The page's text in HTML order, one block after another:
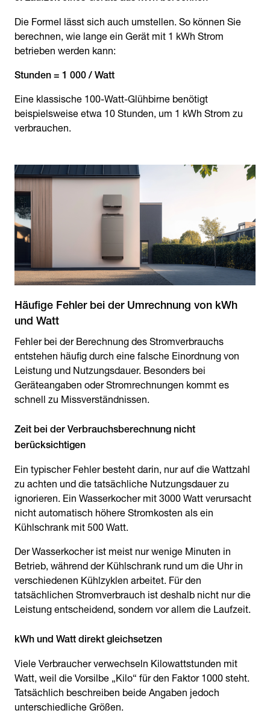
Die Formel lässt sich auch umstellen. So können Sie
berechnen, wie lange ein Gerät mit 1 kWh Strom
betrieben werden kann:
Stunden = 1 000 / Watt
Eine klassische 100-Watt-Glühbirne benötigt
beispielsweise etwa 10 Stunden, um 1 kWh Strom zu
verbrauchen.
Häufige Fehler bei der Umrechnung von kWh
und Watt
Fehler bei der Berechnung des Stromverbrauchs
entstehen häufig durch eine falsche Einordnung von
Leistung und Nutzungsdauer. Besonders bei
Geräteangaben oder Stromrechnungen kommt es
schnell zu Missverständnissen.
Zeit bei der Verbrauchsberechnung nicht
berücksichtigen
Ein typischer Fehler besteht darin, nur auf die Wattzahl
zu achten und die tatsächliche Nutzungsdauer zu
ignorieren. Ein Wasserkocher mit 3000 Watt verursacht
nicht automatisch höhere Stromkosten als ein
Kühlschrank mit 500 Watt.
Der Wasserkocher ist meist nur wenige Minuten in
Betrieb, während der Kühlschrank rund um die Uhr in
verschiedenen Kühlzyklen arbeitet. Für den
tatsächlichen Stromverbrauch ist deshalb nicht nur die
Leistung entscheidend, sondern vor allem die Laufzeit.
kWh und Watt direkt gleichsetzen
Viele Verbraucher verwechseln Kilowattstunden mit
Watt, weil die Vorsilbe „Kilo“ für den Faktor 1000 steht.
Tatsächlich beschreiben beide Angaben jedoch
unterschiedliche Größen.